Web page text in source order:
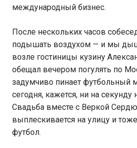
международный бизнес.
После нескольких часов
подышать воздухом — и мы
возле гостиницы кузину
обещал вечером погулять по
задумчиво пинает футбольный
сегодня, кажется, ни на секунду
Свадьба вместе с Веркой
выплескивается на улицу и
футбол.